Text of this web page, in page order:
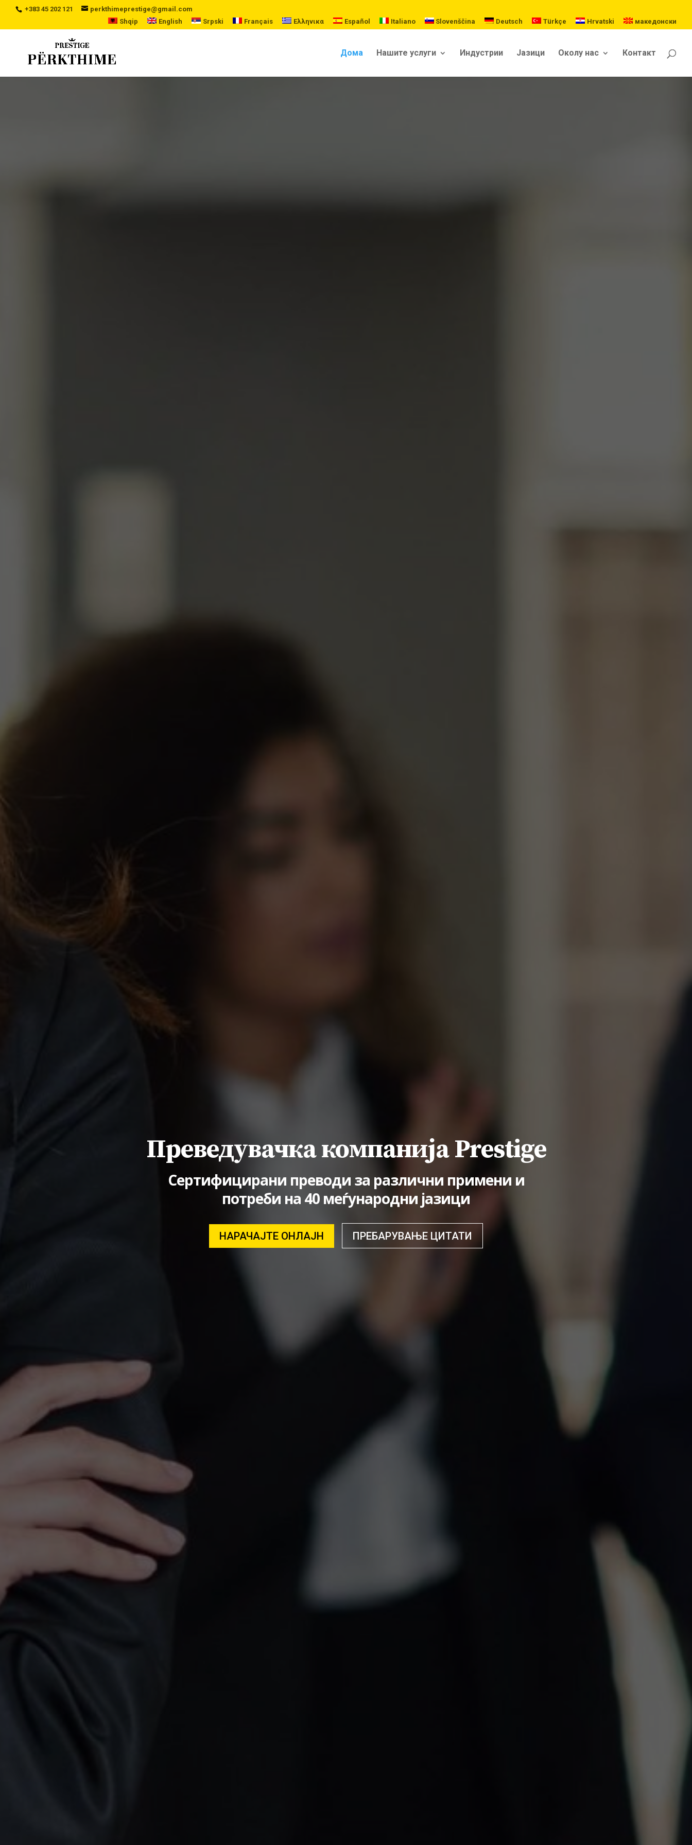
+383 45 202 121
perkthimeprestige@gmail.com
Shqip
English Srpski Français Ελληνικα Español Italiano Slovenščina Deutsch Türkçe Hrvatski македонски
Дома Нашите услуги Индустрии Јазици Околу нас Контакт
Преведувачка компанија Prestige
Сертифицирани преводи за различни примени и
потреби на 40 меѓународни јазици
НАРАЧАЈТЕ ОНЛАЈН ПРЕБАРУВАЊЕ ЦИТАТИ